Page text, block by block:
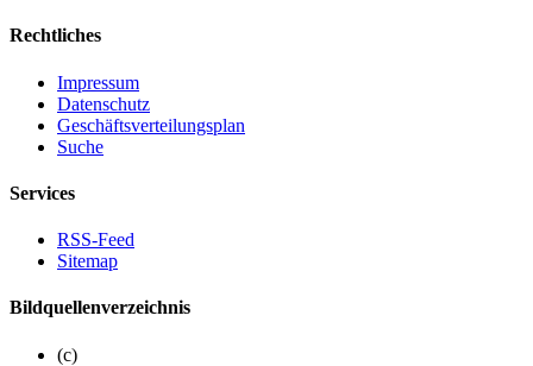
Rechtliches
Impressum
Datenschutz
Geschäftsverteilungsplan
Suche
Services
RSS-Feed
Sitemap
Bildquellenverzeichnis
(c)